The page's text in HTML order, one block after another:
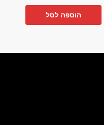
הוספה לסל